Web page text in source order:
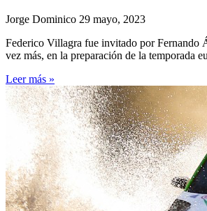
Jorge Dominico 29 mayo, 2023
Federico Villagra fue invitado por Fernando
vez más, en la preparación de la temporada
Leer más »